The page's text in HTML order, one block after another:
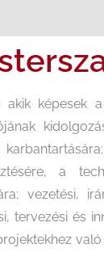
képesek
a
vezetési,
tervezési és